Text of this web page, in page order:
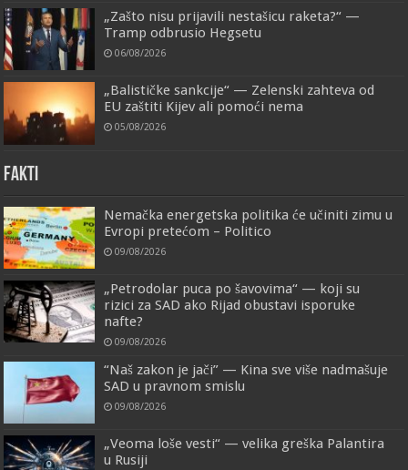
„Zašto nisu prijavili nestašicu raketa?“ —
Tramp odbrusio Hegsetu
06/08/2026
„Balističke sankcije“ — Zelenski zahteva od
EU zaštiti Kijev ali pomoći nema
05/08/2026
FAKTI
Nemačka energetska politika će učiniti zimu u
Evropi pretećom – Politico
09/08/2026
„Petrodolar puca po šavovima“ — koji su
rizici za SAD ako Rijad obustavi isporuke
nafte?
09/08/2026
“Naš zakon je jači” — Kina sve više nadmašuje
SAD u pravnom smislu
09/08/2026
„Veoma loše vesti“ — velika greška Palantira
u Rusiji